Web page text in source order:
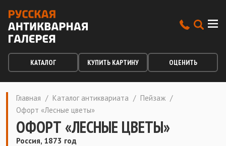
КАТАЛОГ КУПИТЬ КАРТИНУ ОЦЕНИТЬ
Главная / Каталог антиквариата / Пейзаж /
Офорт «Лесные цветы»
ОФОРТ «ЛЕСНЫЕ ЦВЕТЫ»
Россия, 1873 год